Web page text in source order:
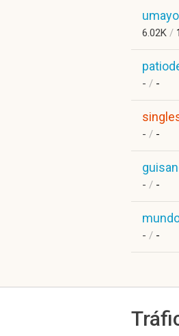
6.02K /
- / -
- / -
- / -
- / -